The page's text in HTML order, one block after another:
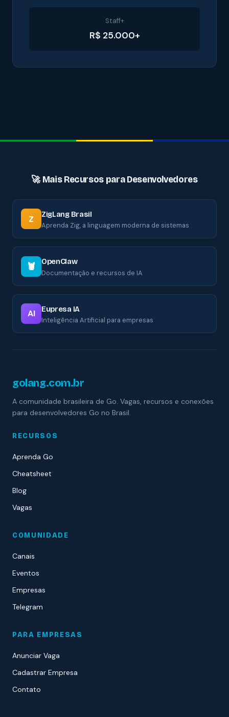
Staff+
R$ 25.000+
🚀 Mais Recursos para Desenvolvedores
Z ZigLang Brasil
Aprenda Zig, a linguagem moderna de sistemas
🦞 OpenClaw
Documentação e recursos de IA
AI Eupresa IA
Inteligência Artificial para empresas
golang.com.br
A comunidade brasileira de Go. Vagas, recursos e conexões
para desenvolvedores Go no Brasil.
RECURSOS
Aprenda Go
Cheatsheet
Blog
Vagas
COMUNIDADE
Canais
Eventos
Empresas
Telegram
PARA EMPRESAS
Anunciar Vaga
Cadastrar Empresa
Contato